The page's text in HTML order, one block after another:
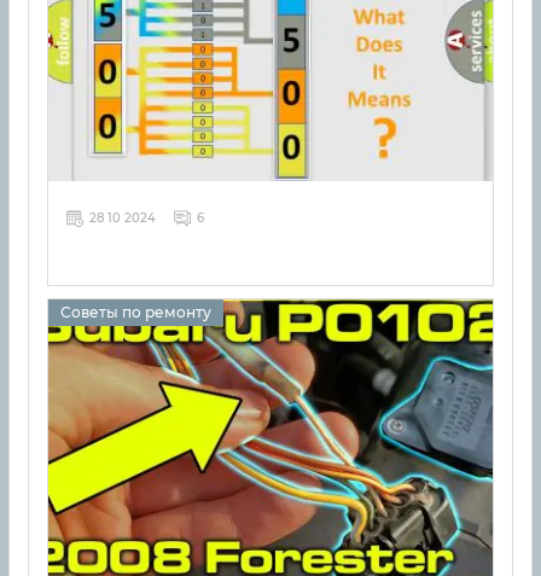
28 10 2024 6
Советы по ремонту